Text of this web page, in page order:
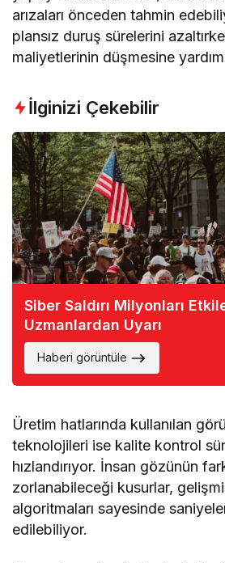
arızaları önceden tahmin
plansız duruş sürelerini
maliyetlerinin düşmesine
İlginizi Çekebilir
Siber Saldırı Milyonları
Uzmanlardan Uyarı
Haberi görüntüle
Üretim hatlarında kullanılan
teknolojileri ise kalite kontrol
hızlandırıyor. İnsan gözünün
zorlanabileceği kusurlar,
algoritmaları sayesinde
edilebiliyor.